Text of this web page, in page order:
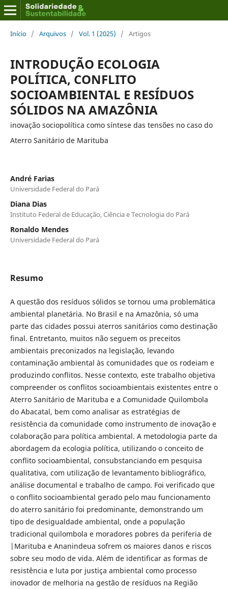
Início / Arquivos / Vol. 1 (2025) / Artigos
INTRODUÇÃO ECOLOGIA
POLÍTICA, CONFLITO
SOCIOAMBIENTAL E RESÍDUOS
SÓLIDOS NA AMAZÔNIA
inovação sociopolítica como síntese das tensões no caso do
Aterro Sanitário de Marituba
André Farias
Universidade Federal do Pará
Diana Dias
Instituto Federal de Educação, Ciência e Tecnologia do Pará
Ronaldo Mendes
Universidade Federal do Pará
Resumo
A questão dos resíduos sólidos se tornou uma problemática
ambiental planetária. No Brasil e na Amazônia, só uma
parte das cidades possui aterros sanitários como destinação
final. Entretanto, muitos não seguem os preceitos
ambientais preconizados na legislação, levando
contaminação ambiental às comunidades que os rodeiam e
produzindo conflitos. Nesse contexto, este trabalho objetiva
compreender os conflitos socioambientais existentes entre o
Aterro Sanitário de Marituba e a Comunidade Quilombola
do Abacatal, bem como analisar as estratégias de
resistência da comunidade como instrumento de inovação e
colaboração para política ambiental. A metodologia parte da
abordagem da ecologia política, utilizando o conceito de
conflito socioambiental, consubstanciando em pesquisa
qualitativa, com utilização de levantamento bibliográfico,
análise documental e trabalho de campo. Foi verificado que
o conflito socioambiental gerado pelo mau funcionamento
do aterro sanitário foi predominante, demonstrando um
tipo de desigualdade ambiental, onde a população
tradicional quilombola e moradores pobres da periferia de
|Marituba e Ananindeua sofrem os maiores danos e riscos
sobre seu modo de vida. Além de identificar as formas de
resistência e luta por justiça ambiental como processo
inovador de melhoria na gestão de resíduos na Região